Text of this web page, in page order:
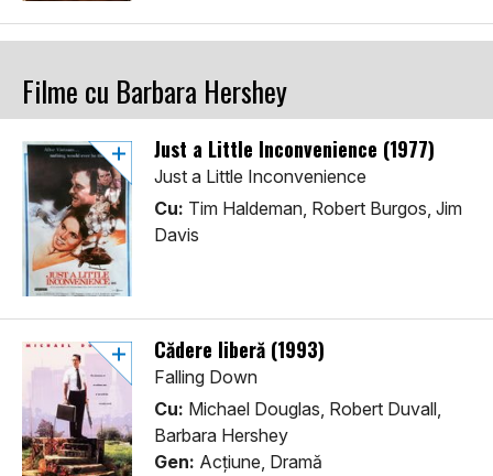
Filme cu Barbara Hershey
Just a Little Inconvenience (1977)
Just a Little Inconvenience
Cu: Tim Haldeman, Robert Burgos, Jim
Davis
Cădere liberă (1993)
Falling Down
Cu: Michael Douglas, Robert Duvall,
Barbara Hershey
Gen: Acţiune, Dramă